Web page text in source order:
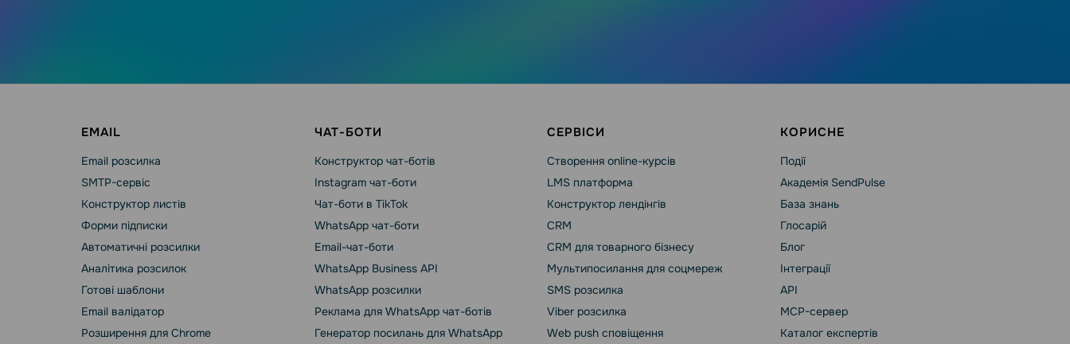
EMAIL
Email розсилка
SMTP-сервіс
Конструктор листів
Форми підписки
Автоматичні розсилки
Аналітика розсилок
Готові шаблони
Email валідатор
Розширення для Chrome
ЧАТ-БОТИ
Конструктор чат-ботів
Instagram чат-боти
Чат-боти в TikTok
WhatsApp чат-боти
Email-чат-боти
WhatsApp Business API
WhatsApp розсилки
Реклама для WhatsApp чат-ботів
Генератор посилань для WhatsApp
СЕРВІСИ
Створення online-курсів
LMS платформа
Конструктор лендінгів
CRM
CRM для товарного бізнесу
Мультипосилання для соцмереж
SMS розсилка
Viber розсилка
Web push сповіщення
КОРИСНЕ
Події
Академія SendPulse
База знань
Глосарій
Блог
Інтеграції
API
MCP-сервер
Каталог експертів